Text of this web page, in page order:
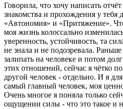
Говорила, что хочу написать
знакомства и прохождения у тебя
«Автономия» и «Притяжение». Что
моя жизнь колоссально
уверенность, устойчивость, та
не знала и не подозревала.
залипать на человеке и потом
этих отношений, сейчас я чётко
другой человек - отдельно. И я
самый главный человек, моя
Очень многое я поняла только
ощущении силы - что это такое и